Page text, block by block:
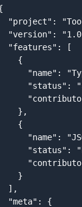
"project":
"version":
"features": [
{
"name":
"status":
},
{
"name":
"status":
}
],
"meta": {